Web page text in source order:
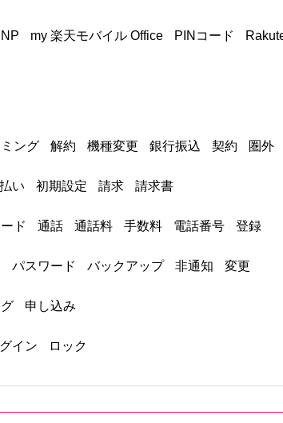
my 楽天モバイル Office PINコード
ング 解約 機種変更 銀行振込 契約 圏外
い 初期設定 請求 請求書
ド 通話 通話料 手数料 電話番号 登録
パスワード バックアップ 非通知 変更
申し込み
イン ロック